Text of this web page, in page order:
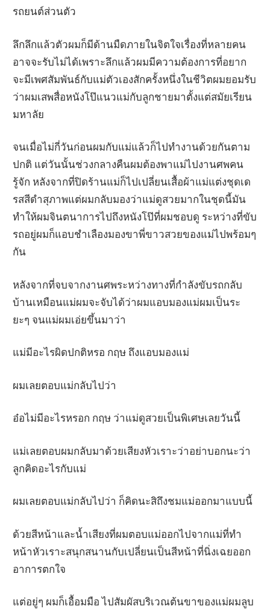
รถยนต์ส่วนตัว
ลึกลึกแล้วตัวผมก็มีด้านมืดภายในจิตใจเรื่องที่หลายคน
อาจจะรับไม่ได้เพราะลึกแล้วผมมีความต้องการที่อยาก
จะมีเพศสัมพันธ์กับแม่ตัวเองสักครั้งหนึ่งในชีวิตผมยอมรับ
ว่าผมเสพสื่อหนังโป๊แนวแม่กับลูกชายมาตั้งแต่สมัยเรียน
มหาลัย
จนเมื่อไม่กี่วันก่อนผมกับแม่แล้วก็ไปทำงานด้วยกันตาม
ปกติ แต่วันนั้นช่วงกลางคืนผมต้องพาแม่ไปงานศพคน
รู้จัก หลังจากที่ปิดร้านแม่ก็ไปเปลี่ยนเสื้อผ้าแม่แต่งชุดเด
รสสีดำสุภาพแต่ผมกลับมองว่าแม่ดูสวยมากในชุดนี้มัน
ทำให้ผมจินตนาการไปถึงหนังโป๊ที่ผมชอบดู ระหว่างที่ขับ
รถอยู่ผมก็แอบชำเลืองมองขาพี่ขาวสวยของแม่ไปพร้อมๆ
กัน
หลังจากที่จบจากงานศพระหว่างทางที่กำลังขับรถกลับ
บ้านเหมือนแม่ผมจะจับได้ว่าผมแอบมองแม่ผมเป็นระ
ยะๆ จนแม่ผมเอ่ยขึ้นมาว่า
แม่มีอะไรผิดปกติหรอ กฤษ ถึงแอบมองแม่
ผมเลยตอบแม่กลับไปว่า
อ๋อไม่มีอะไรหรอก กฤษ ว่าแม่ดูสวยเป็นพิเศษเลยวันนี้
แม่เลยตอบผมกลับมาด้วยเสียงหัวเราะว่าอย่าบอกนะว่า
ลูกคิดอะไรกับแม่
ผมเลยตอบแม่กลับไปว่า ก็คิดนะสิถึงชมแม่ออกมาแบบนี้
ด้วยสีหน้าและน้ำเสียงที่ผมตอบแม่ออกไปจากแม่ที่ทำ
หน้าหัวเราะสนุกสนานกับเปลี่ยนเป็นสีหน้าที่นิ่งเฉยออก
อาการตกใจ
แต่อยู่ๆ ผมก็เอื้อมมือ ไปสัมผัสบริเวณต้นขาของแม่ผมลูบ